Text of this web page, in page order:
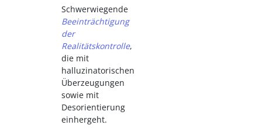
Schwerwiegende
Beeinträchtigung
der
Realitätskontrolle,
die mit
halluzinatorischen
Überzeugungen
sowie mit
Desorientierung
einhergeht.